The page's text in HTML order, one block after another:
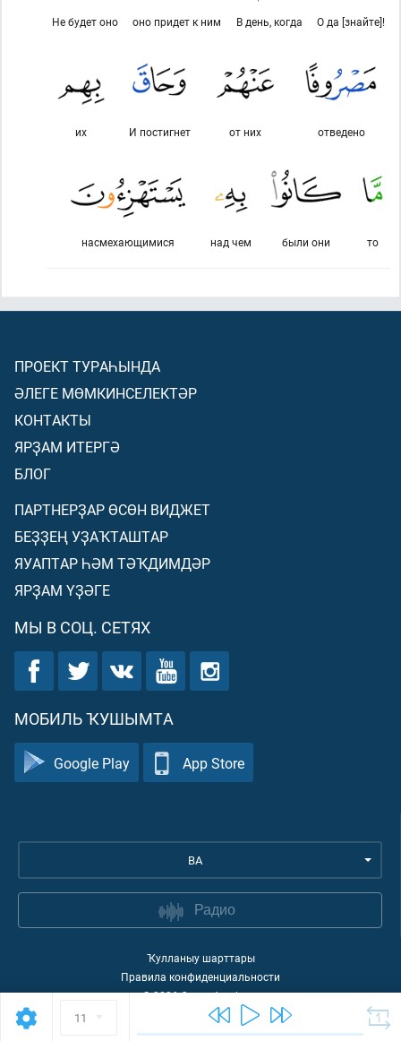
11
О да [знайте]!
В день, когда
оно придет к ним
Не будет оно
отведено
от них
И постигнет
их
то
были они
над чем
насмехающимися
ПРОЕКТ ТУРАҺЫНДА
ӘЛЕГЕ МӨМКИНСЕЛЕКТӘР
КОНТАКТЫ
ЯРҘАМ ИТЕРГӘ
БЛОГ
ПАРТНЕРҘАР ӨСӨН ВИДЖЕТ
БЕҘҘЕҢ УҘАҠТАШТАР
ЯУАПТАР ҺӘМ ТӘҠДИМДӘР
ЯРҘАМ ҮҘӘГЕ
МЫ В СОЦ. СЕТЯХ
МОБИЛЬ ҠУШЫМТА
Google Play App Store
BA
Радио
Ҡулланыу шарттары
Правила конфиденциальности
©2026Quran Academy